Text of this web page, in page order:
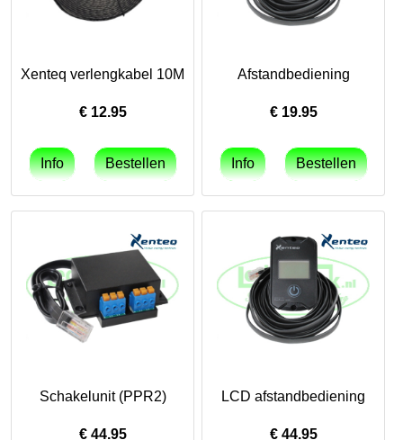
Xenteq verlengkabel 10M
€ 12.95
Afstandbediening
€ 19.95
Schakelunit (PPR2)
€ 44.95
LCD afstandbediening
€ 44.95